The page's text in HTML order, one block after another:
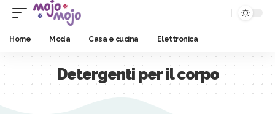
Home Moda Casa e cucina Elettronica
Detergenti per il corpo